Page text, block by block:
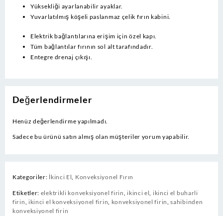
Yüksekliği ayarlanabilir ayaklar.
Yuvarlatılmış köşeli paslanmaz çelik fırın kabini.
Elektrik bağlantılarına erişim için özel kapı.
Tüm bağlantılar fırının sol alt tarafındadır.
Entegre drenaj çıkışı.
Değerlendirmeler
Henüz değerlendirme yapılmadı.
Sadece bu ürünü satın almış olan müşteriler yorum yapabilir.
Kategoriler: İkinci El Konveksiyonel Fırın
Etiketler: elektrikli konveksiyonel firin ikinci el ikinci el buharli
firin ikinci el konveksiyonel firin konveksiyonel firin ,sahibinden
konveksiyonel firin